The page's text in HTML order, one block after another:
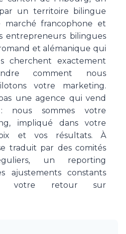
par un territoire bilingue
francophone et
entrepreneurs bilingues
et alémanique qui
cherchent exactement
comment nous
votre marketing.
une agence qui vend
nous sommes votre
impliqué dans votre
et vos résultats. À
traduit par des comités
un reporting
ajustements constants
votre retour sur